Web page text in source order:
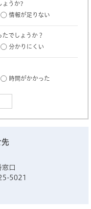
ょうか?
情報が足りない
でしょうか？
分かりにくい
時間がかかった
口
5021